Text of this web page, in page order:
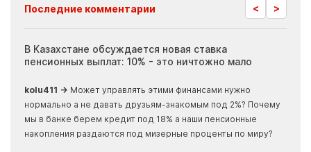
Последние комментарии < >
В Казахстане обсуждается новая ставка
пенсионных выплат: 10% - это ничтожно мало
kolu411 → Может управлять этими финансами нужно
нормально а не давать друзьям-знакомым под 2%? Почему
мы в банке берем кредит под 18% а наши пенсионные
накопления раздаются под мизерные проценты по миру?